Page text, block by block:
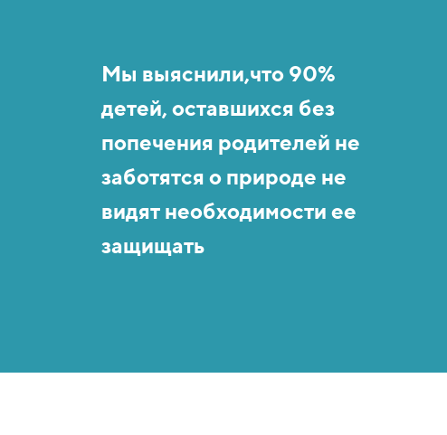
Мы выяснили,что 90%
детей, оставшихся без
попечения родителей не
заботятся о природе не
видят необходимости ее
защищать